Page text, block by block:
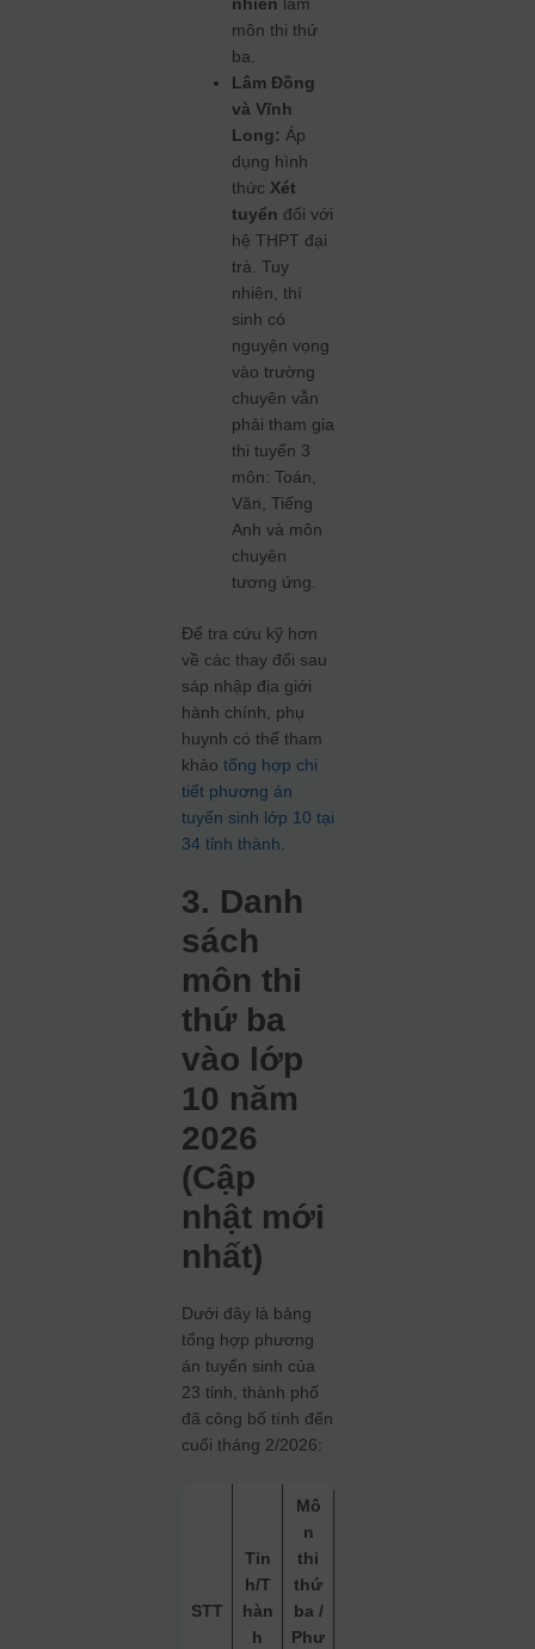
môn thi thứ
ba.
Lâm Đồng
và Vĩnh
Long: Áp
dụng hình
thức Xét
tuyển đối với
hệ THPT đại
trà. Tuy
nhiên, thí
sinh có
nguyện vọng
vào trường
chuyên vẫn
phải tham gia
thi tuyển 3
môn: Toán,
Văn, Tiếng
Anh và môn
chuyên
tương ứng.
Để tra cứu kỹ hơn
về các thay đổi sau
sáp nhập địa giới
hành chính, phụ
huynh có thể tham
khảotổng hợp chi
tiết phương án
tuyển sinh lớp 10 tại
34 tỉnh thành
3. Danh
sách
môn thi
thứ ba
vào lớp
10 năm
2026
(Cập
nhật mới
nhất)
Dưới đây là bảng
tổng hợp phương
án tuyển sinh của
23 tỉnh, thành phố
đã công bố tính đến
cuối tháng 2/2026:
STT
Tỉn
h/T
hàn
h
Mô
n
thi
thứ
ba /
Phư